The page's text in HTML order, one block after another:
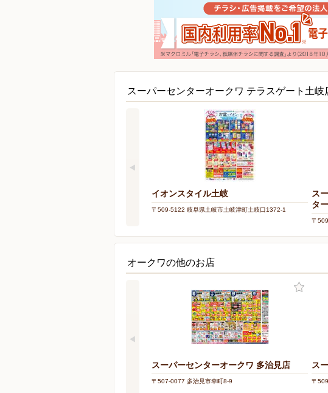
スーパーセンターオークワ テラスゲート土岐
イオンスタイル土岐
〒509-5122 岐阜県土岐市土岐津町土岐口1372-1
ス
タ
〒
オークワの他のお店
スーパーセンターオークワ 多治見店
〒507-0077 多治見市幸町8-9
ス
〒